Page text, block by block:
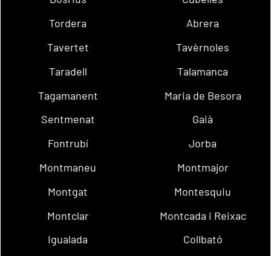
Tordera
Abrera
Tavertet
Tavèrnoles
Taradell
Talamanca
Tagamanent
Maria de Besora
Sentmenat
Gaià
Fontrubí
Jorba
Montmaneu
Montmajor
Montgat
Montesquiu
Montclar
Montcada i Reixac
Igualada
Collbató